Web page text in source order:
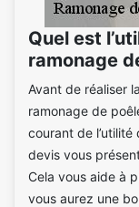
Quel est
ramonage
Avant de réaliser
ramonage de
courant de l’utilité
devis vous
Cela vous aide à
vous aurez une